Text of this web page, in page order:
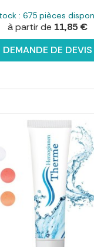
: 675 pièces
à partir de 11,85 €
DEMANDE DE DEVIS